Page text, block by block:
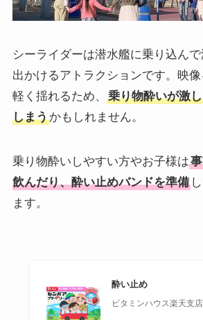
シーライダーは潜水艦に乗り込ん
出かけるアトラクションです。映
軽く揺れるため、
乗り物酔いが激
しまうかもしれません。
乗り物酔いしやすい方やお子様は
飲んだり、酔い止めバンドを準備
ます。
酔い止め
ビタミンハウス楽天支